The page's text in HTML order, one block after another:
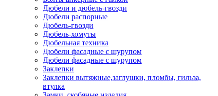
Дюбели и дюбель-гвозди
Дюбели распорные
Дюбель-гвозди
Дюбель-хомуты
Дюбельная техника
Дюбели фасадные с шурупом
Дюбели фасадные с шурупом
Заклепки
Заклепки вытяжные,заглушки, пломбы, гильза,
втулка